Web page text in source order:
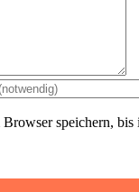
speichern,